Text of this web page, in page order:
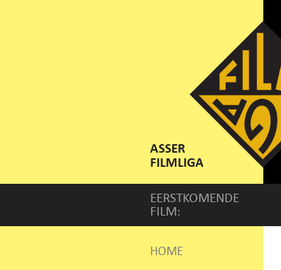
ASSER
FILMLIGA
EERSTKOMENDE
FILM:
HOME